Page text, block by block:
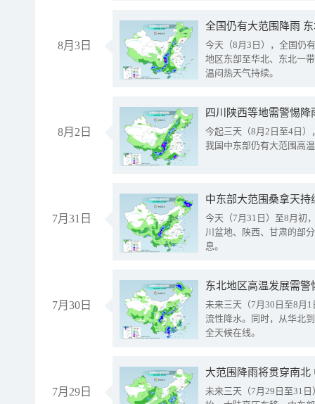
8月3日
全国仍有大范围降雨
今天（8月3日），全国仍
地区东部至华北、东北一
温闷热天气持续。
8月2日
今起三天（8月2日至4日
我国中东部仍有大范围高
7月31日
中东部大范围桑拿天
今天（7月31日）至8月初
川盆地、陕西、甘肃的部
息。
7月30日
东北地区高温发展需
未来三天（7月30日至8月
流性降水。同时，从华北
全天候在线。
7月29日
大范围降雨将贯穿南
未来三天（7月29日至31